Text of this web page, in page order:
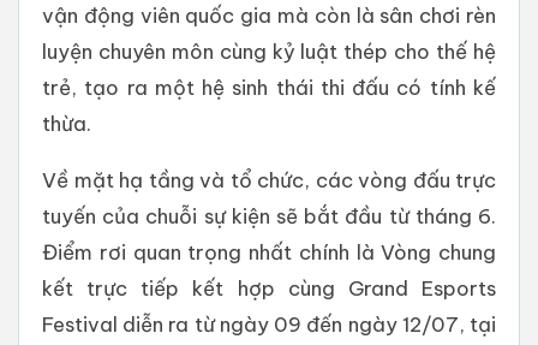
vận động viên quốc gia mà còn là sân chơi rèn
luyện chuyên môn cùng kỷ luật thép cho thế hệ
trẻ, tạo ra một hệ sinh thái thi đấu có tính kế
thừa.
Về mặt hạ tầng và tổ chức, các vòng đấu trực
tuyến của chuỗi sự kiện sẽ bắt đầu từ tháng 6.
Điểm rơi quan trọng nhất chính là Vòng chung
kết trực tiếp kết hợp cùng Grand Esports
Festival diễn ra từ ngày 09 đến ngày 12/07, tại